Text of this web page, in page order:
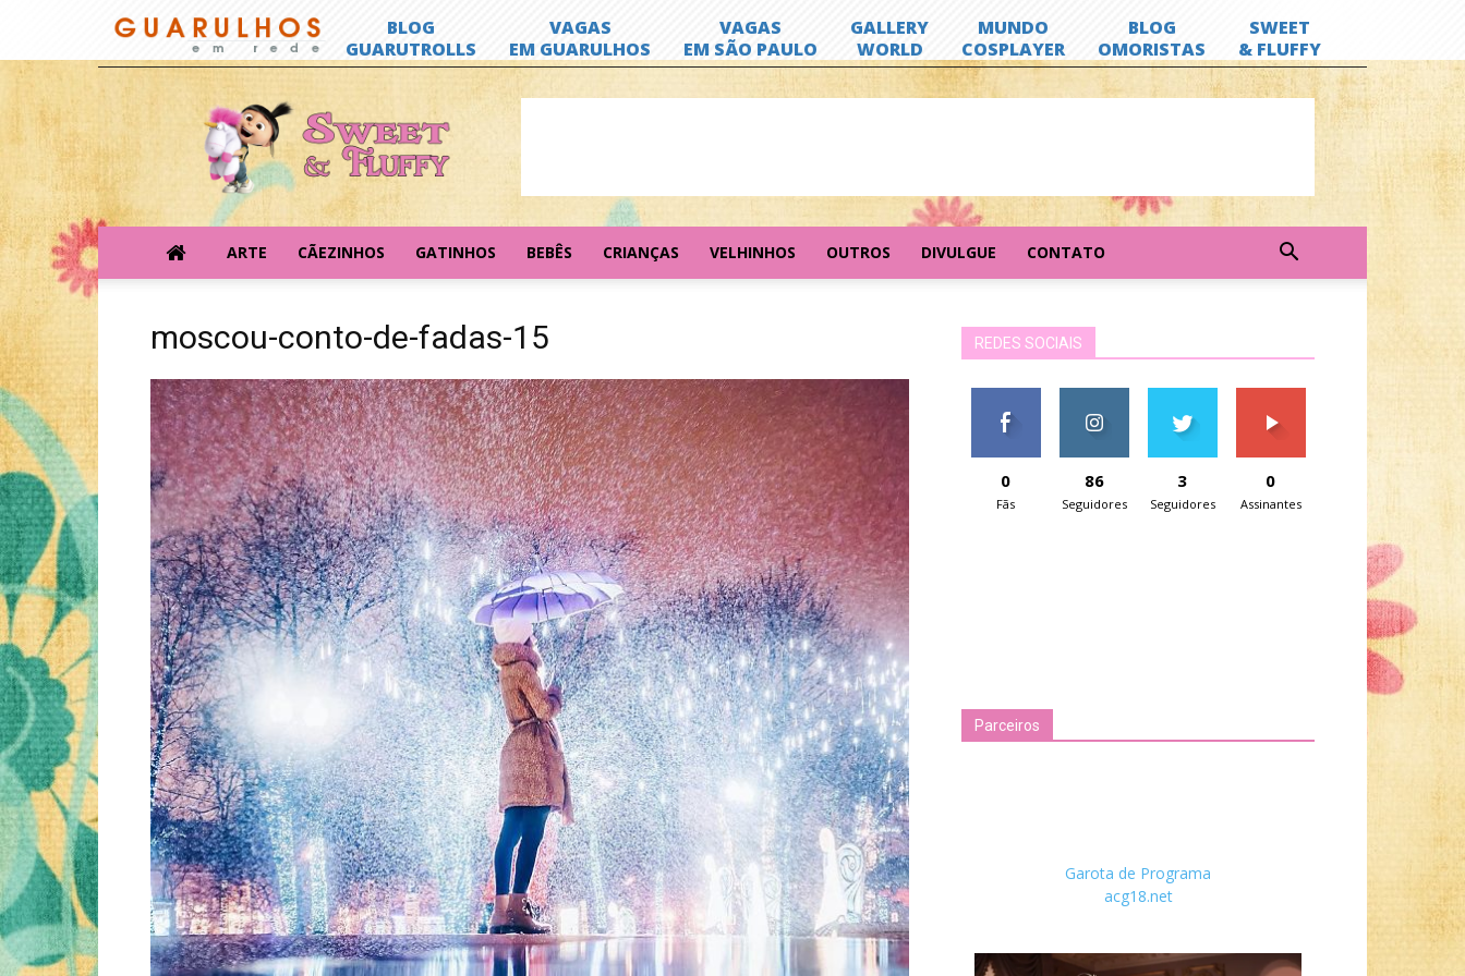
Sweet
&
Fluffy
ARTE CÃEZINHOS GATINHOS BEBÊS CRIANÇAS VELHINHOS OUTROS DIVULGUE CONTATO
moscou-conto-de-fadas-15 REDES SOCIAIS
0
Fãs
86
Seguidores
3
Seguidores
0
Assinantes
Parceiros
Garota de Programa
acg18.net